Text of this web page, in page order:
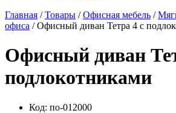
Главная /Товары /Офисная мебель /
офиса / Офисный диван Тетра 4 с
Офисный диван
подлокотниками
Код: по-012000